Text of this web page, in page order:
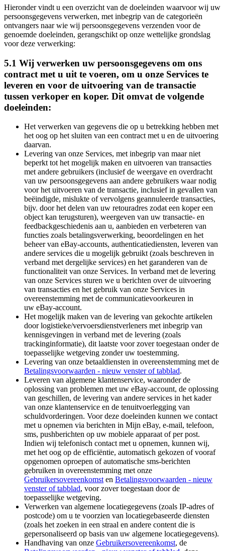
Hieronder vindt u een overzicht van de doeleinden waarvoor wij uw
persoonsgegevens verwerken, met inbegrip van de categorieën
ontvangers naar wie wij persoonsgegevens verzenden voor de
genoemde doeleinden, gerangschikt op onze wettelijke grondslag
voor deze verwerking:
5.1 Wij verwerken uw persoonsgegevens om ons
contract met u uit te voeren, om u onze Services te
leveren en voor de uitvoering van de transactie
tussen verkoper en koper. Dit omvat de volgende
doeleinden:
Het verwerken van gegevens die op u betrekking hebben met
het oog op het sluiten van een contract met u en de uitvoering
daarvan.
Levering van onze Services, met inbegrip van maar niet
beperkt tot het mogelijk maken en uitvoeren van transacties
met andere gebruikers (inclusief de weergave en overdracht
van uw persoonsgegevens aan andere gebruikers waar nodig
voor het uitvoeren van de transactie, inclusief in gevallen van
beëindigde, mislukte of vervolgens geannuleerde transacties,
bijv. door het delen van uw retouradres zodat een koper een
object kan terugsturen), weergeven van uw transactie- en
feedbackgeschiedenis aan u, aanbieden en verbeteren van
functies zoals betalingsverwerking, beoordelingen en het
beheer van eBay-accounts, authenticatiediensten, leveren van
andere services die u mogelijk gebruikt (zoals beschreven in
verband met dergelijke services) en het garanderen van de
functionaliteit van onze Services. In verband met de levering
van onze Services sturen we u berichten over de uitvoering
van transacties en het gebruik van onze Services in
overeenstemming met de communicatievoorkeuren in
uw eBay-account.
Het mogelijk maken van de levering van gekochte artikelen
door logistieke/vervoersdienstverleners met inbegrip van
kennisgevingen in verband met de levering (zoals
trackinginformatie), dit laatste voor zover toegestaan onder de
toepasselijke wetgeving zonder uw toestemming.
Levering van onze betaaldiensten in overeenstemming met de
Betalingsvoorwaarden - nieuw venster of tabblad.
Leveren van algemene klantenservice, waaronder de
oplossing van problemen met uw eBay-account, de oplossing
van geschillen, de levering van andere services in het kader
van onze klantenservice en de tenuitvoerlegging van
schuldvorderingen. Voor deze doeleinden kunnen we contact
met u opnemen via berichten in Mijn eBay, e-mail, telefoon,
sms, pushberichten op uw mobiele apparaat of per post.
Indien wij telefonisch contact met u opnemen, kunnen wij,
met het oog op de efficiëntie, automatisch gekozen of vooraf
opgenomen oproepen of automatische sms-berichten
gebruiken in overeenstemming met onze
Gebruikersovereenkomsten Betalingsvoorwaarden - nieuw
venster of tabblad, voor zover toegestaan door de
toepasselijke wetgeving.
Verwerken van algemene locatiegegevens (zoals IP-adres of
postcode) om u te voorzien van locatiegebaseerde diensten
(zoals het zoeken in een straal en andere content die is
gepersonaliseerd op basis van uw algemene locatiegegevens).
Handhaving van onze Gebruikersovereenkomst, de